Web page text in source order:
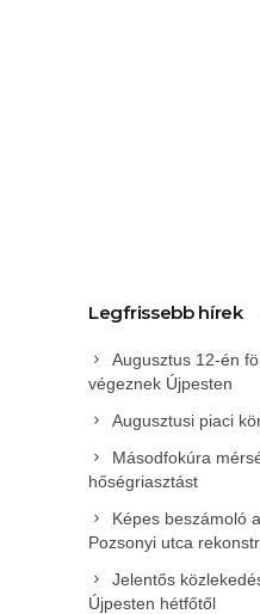
Legfrissebb hírek
Augusztus 12-én
végeznek Újpesten
Augusztusi piaci
Másodfokúra
hőségriasztást
Képes beszámoló
Pozsonyi utca
Jelentős
Újpesten hétfőtől